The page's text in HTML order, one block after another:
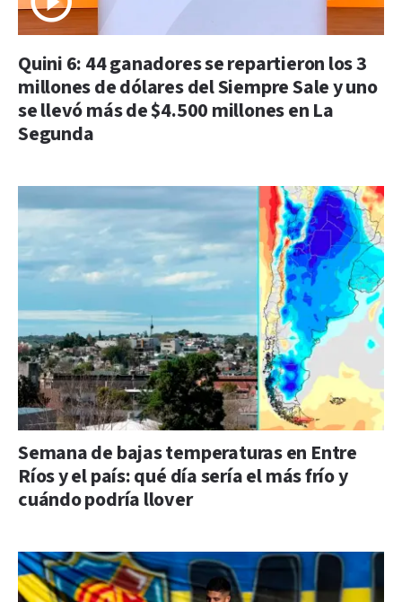
Quini 6: 44 ganadores se repartieron los 3
millones de dólares del Siempre Sale y uno
se llevó más de $4.500 millones en La
Segunda
Semana de bajas temperaturas en Entre
Ríos y el país: qué día sería el más frío y
cuándo podría llover